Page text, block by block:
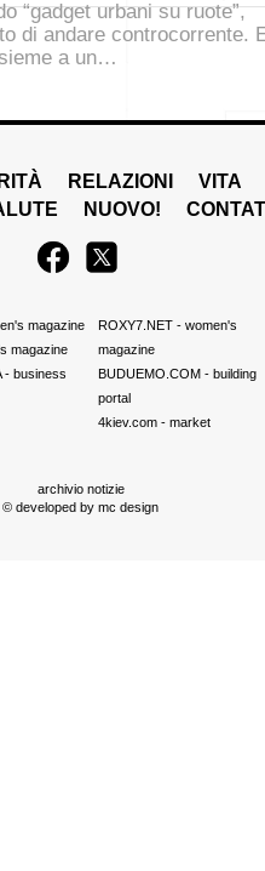
“gadget urbani su ruote”,
di andare controcorrente.
a un…
RELAZIONI
VITA
NUOVO!
magazine
magazine
- business
ROXY7.NET- women's
magazine
BUDUEMO.COM- building
portal
4kiev.com- market
archivio notizie
© developed by mc design